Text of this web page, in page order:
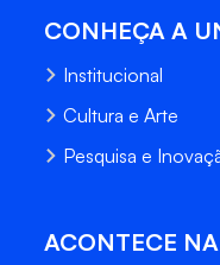
CONHEÇA A
Institucional
Cultura e Arte
Pesquisa e
ACONTECE